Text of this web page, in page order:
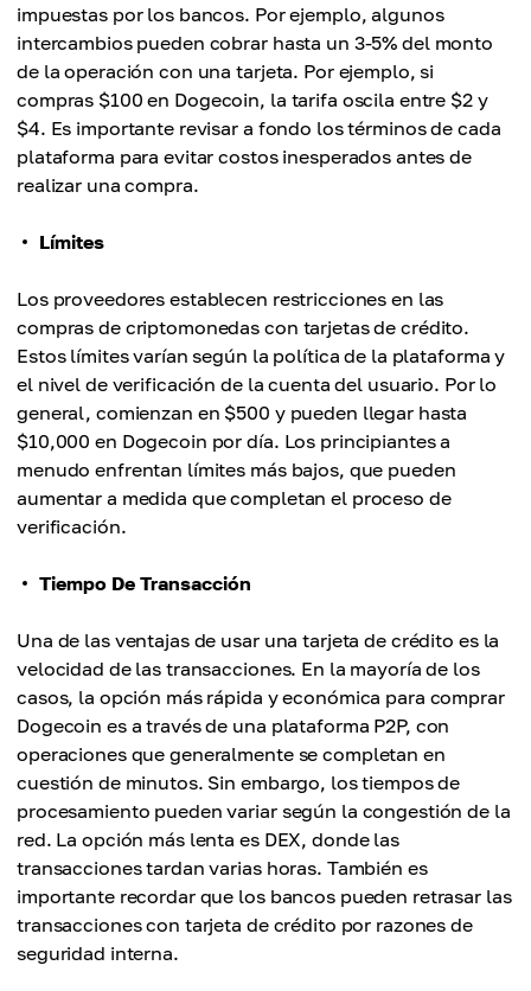
impuestas por los bancos. Por ejemplo, algunos
intercambios pueden cobrar hasta un 3-5% del monto
de la operación con una tarjeta. Por ejemplo, si
compras $100 en Dogecoin, la tarifa oscila entre $2 y
$4. Es importante revisar a fondo los términos de cada
plataforma para evitar costos inesperados antes de
realizar una compra.
Límites
Los proveedores establecen restricciones en las
compras de criptomonedas con tarjetas de crédito.
Estos límites varían según la política de la plataforma y
el nivel de verificación de la cuenta del usuario. Por lo
general, comienzan en $500 y pueden llegar hasta
$10,000 en Dogecoin por día. Los principiantes a
menudo enfrentan límites más bajos, que pueden
aumentar a medida que completan el proceso de
verificación.
Tiempo De Transacción
Una de las ventajas de usar una tarjeta de crédito es la
velocidad de las transacciones. En la mayoría de los
casos, la opción más rápida y económica para comprar
Dogecoin es a través de una plataforma P2P, con
operaciones que generalmente se completan en
cuestión de minutos. Sin embargo, los tiempos de
procesamiento pueden variar según la congestión de la
red. La opción más lenta es DEX, donde las
transacciones tardan varias horas. También es
importante recordar que los bancos pueden retrasar las
transacciones con tarjeta de crédito por razones de
seguridad interna.